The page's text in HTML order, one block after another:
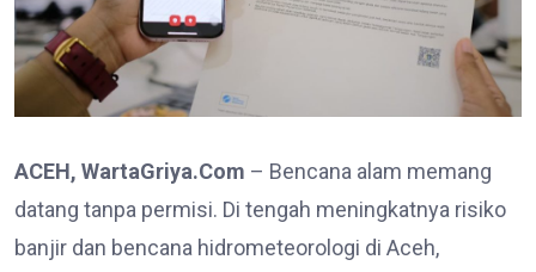
ACEH, WartaGriya.Com – Bencana alam memang
datang tanpa permisi. Di tengah meningkatnya risiko
banjir dan bencana hidrometeorologi di Aceh,